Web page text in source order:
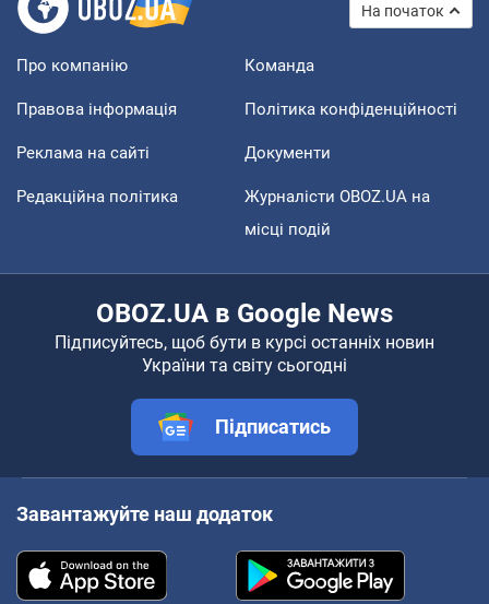
На початок
Про компанію Команда
Правова інформація Політика конфіденційності
Реклама на сайті Документи
Редакційна політика
Журналісти OBOZ.UA на
місці подій
OBOZ.UA в Google News
Підписуйтесь, щоб бути в курсі останніх новин
України та світу сьогодні
Підписатись
Завантажуйте наш додаток